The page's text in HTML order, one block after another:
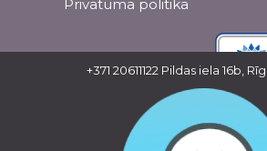
Privātuma politika
+371 20611122Pildas iela 16b,